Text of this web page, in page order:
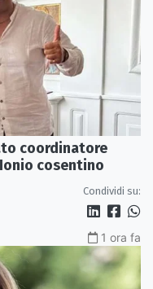
coordinatore
cosentino
Condividi su:
1 ora fa